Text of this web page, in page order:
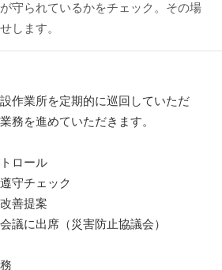
守られているかをチェック。その場
します。
作業所を定期的に巡回していただ
務を進めていただきます。
ロール
守チェック
善提案
議に出席（災害防止協議会）